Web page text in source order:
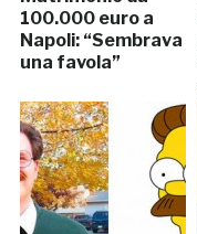
100.000 euro a
Napoli: “Sembrava
una favola”